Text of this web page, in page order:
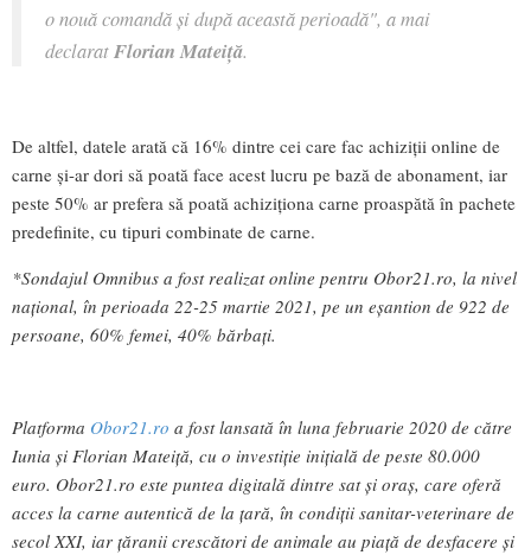
o nouă comandă și după această perioadă", a mai
declarat Florian Mateiță.
De altfel, datele arată că 16% dintre cei care fac achiziții online de
carne și-ar dori să poată face acest lucru pe bază de abonament, iar
peste 50% ar prefera să poată achiziționa carne proaspătă în pachete
predefinite, cu tipuri combinate de carne.
*Sondajul Omnibus a fost realizat online pentru Obor21.ro, la nivel
național, în perioada 22-25 martie 2021, pe un eșantion de 922 de
persoane, 60% femei, 40% bărbați.
Platforma Obor21.ro a fost lansată în luna februarie 2020 de către
Iunia și Florian Mateiță, cu o investiție inițială de peste 80.000
euro. Obor21.ro este puntea digitală dintre sat și oraș, care oferă
acces la carne autentică de la țară, în condiții sanitar-veterinare de
secol XXI, iar țăranii crescători de animale au piață de desfacere și